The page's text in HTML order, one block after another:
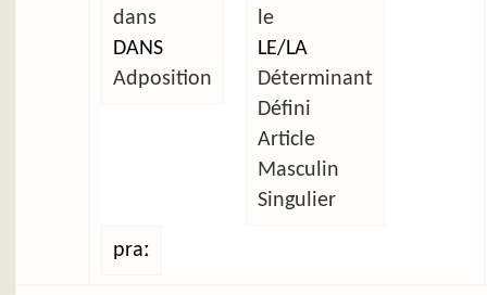
dans
DANS
Adposition
le
LE/LA
Déterminant
Défini
Article
Masculin
Singulier
praː